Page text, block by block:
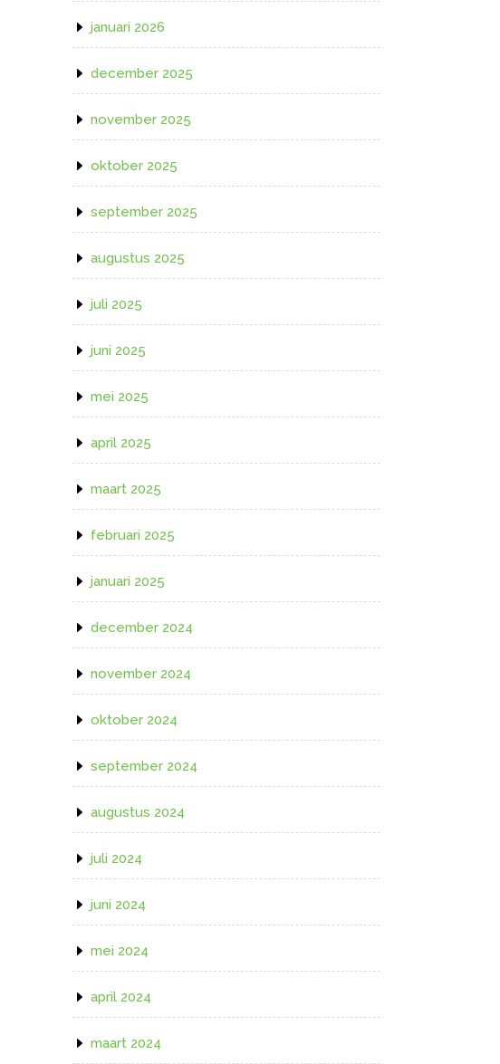
januari 2026
december 2025
november 2025
oktober 2025
september 2025
augustus 2025
juli 2025
juni 2025
mei 2025
april 2025
maart 2025
februari 2025
januari 2025
december 2024
november 2024
oktober 2024
september 2024
augustus 2024
juli 2024
juni 2024
mei 2024
april 2024
maart 2024